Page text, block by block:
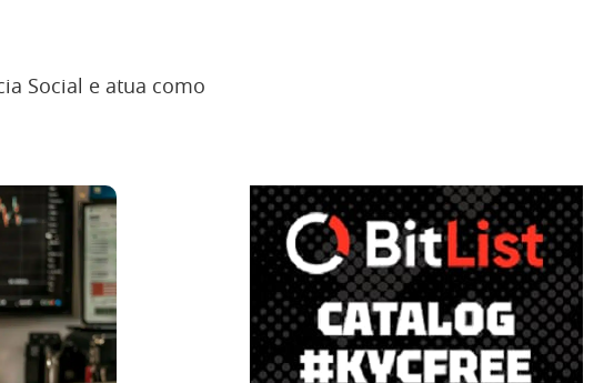
Social e atua como